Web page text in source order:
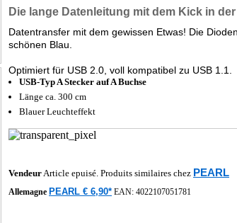
Die lange Datenleitung mit dem Kick in
Datentransfer mit dem gewissen Etwas! Die
schönen Blau.
Optimiert für USB 2.0, voll kompatibel zu USB 1.1.
USB-Typ A Stecker auf A Buchse
Länge ca. 300 cm
Blauer Leuchteffekt
VendeurArticle epuisé. Produits similaires chez PEARL
Allemagne PEARL € 6,90* EAN: 4022107051781